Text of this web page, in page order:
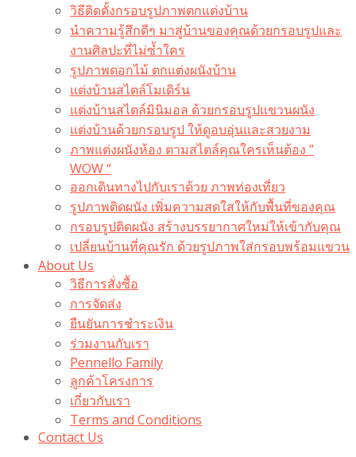
วิธีติดตั้งกรอบรูปภาพตกแต่งบ้าน
นำความรู้สึกดีๆ มาสู่บ้านของคุณด้วยกรอบรูปและ
งานศิลปะที่ไม่ซ้ำใคร
รูปภาพดอกไม้ ตกแต่งผนังบ้าน
แต่งบ้านสไตล์โมเดิร์น
แต่งบ้านสไตล์มินิมอล ด้วยกรอบรูปแขวนผนัง
แต่งบ้านด้วยกรอบรูป ให้ดูอบอุ่นและสวยงาม
ภาพแต่งผนังห้อง ตามสไตล์คุณใครเห็นต้อง ”
WOW “
ออกเดินทางไปกับเราด้วย ภาพท่องเที่ยว
รูปภาพติดผนัง เพิ่มความสดใสให้กับพื้นที่ของคุณ
กรอบรูปติดผนัง สร้างบรรยากาศใหม่ให้เข้ากับคุณ
เปลี่ยนบ้านที่คุณรัก ด้วยรูปภาพใส่กรอบพร้อมแขวน​
About Us
วิธีการสั่งซื้อ
การจัดส่ง
ยืนยันการชำระเงิน
ร่วมงานกับเรา
Pennello Family
ลูกค้าโครงการ
เกี่ยวกับเรา
Terms and Conditions
Contact Us